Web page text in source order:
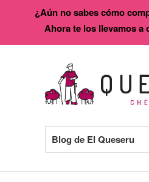
Blog de El Queseru
¿Aún no sabes cómo
Ahora te los llevamos a